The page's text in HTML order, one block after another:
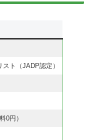
ト（JADP認定）
0円）